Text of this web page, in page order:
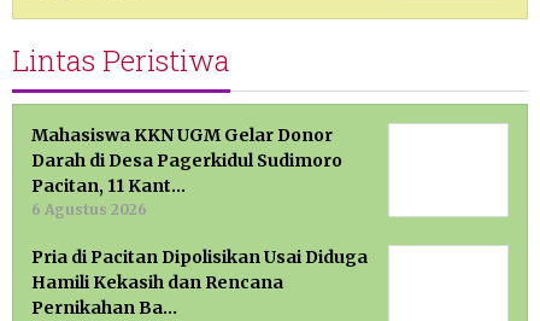
Lintas Peristiwa
Mahasiswa KKN UGM Gelar Donor
Darah di Desa Pagerkidul Sudimoro
Pacitan, 11 Kant…
6 Agustus 2026
Pria di Pacitan Dipolisikan Usai Diduga
Hamili Kekasih dan Rencana
Pernikahan Ba…